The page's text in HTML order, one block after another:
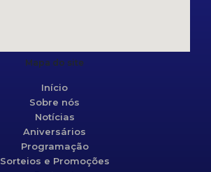
Mapa do site
Início
Sobre nós
Notícias
Aniversários
Programação
Sorteios e Promoções